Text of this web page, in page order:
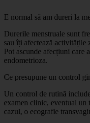
E normal să am dureri la
Durerile menstruale sunt
sau îți afectează
Pot ascunde afecțiuni care
endometrioza.
Ce presupune un control
Un control de rutină
examen clinic, eventual un
cazul, o ecografie